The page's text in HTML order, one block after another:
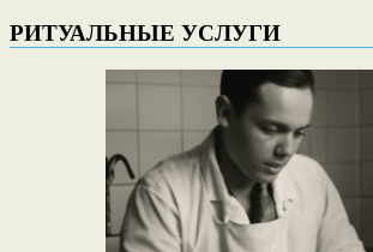
РИТУАЛЬНЫЕ УСЛУГИ